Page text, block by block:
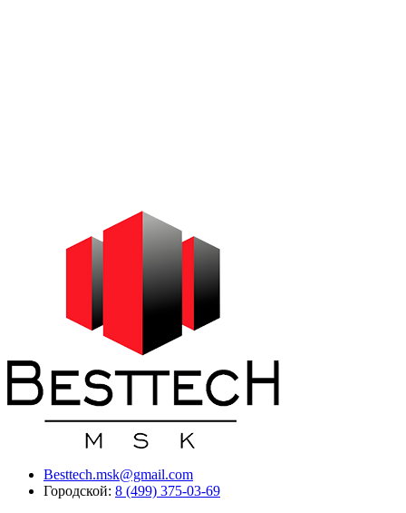
Besttech.msk@gmail.com
Городской: 8 (499) 375-03-69